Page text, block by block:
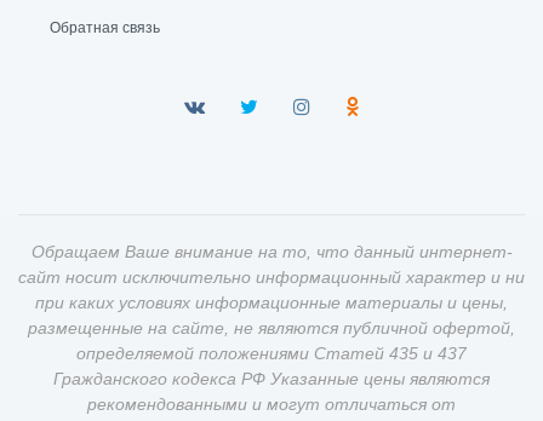
Обратная связь
Обращаем Ваше внимание на то, что данный интернет-
сайт носит исключительно информационный характер и ни
при каких условиях информационные материалы и цены,
размещенные на сайте, не являются публичной офертой,
определяемой положениями Статей 435 и 437
Гражданского кодекса РФ Указанные цены являются
рекомендованными и могут отличаться от